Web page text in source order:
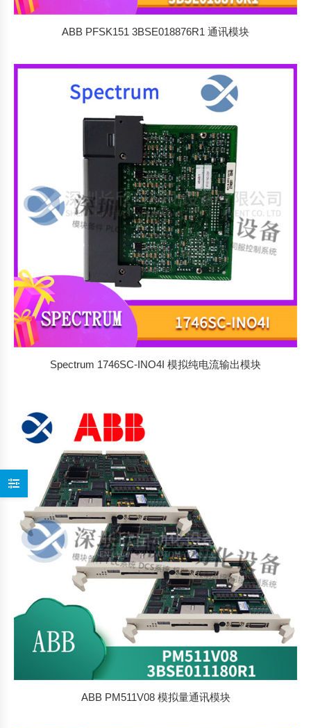
ABB PFSK151 3BSE018876R1 通讯模块
Spectrum 1746SC-INO4I 模拟纯电流输出模块
ABB PM511V08 模拟量通讯模块